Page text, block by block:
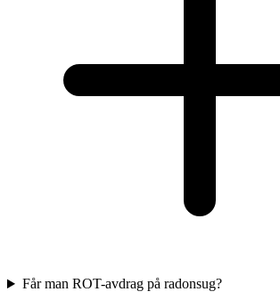
Får man ROT-avdrag på radonsug?